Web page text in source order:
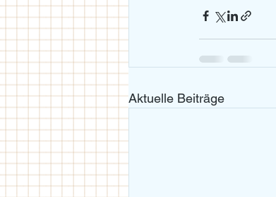
Aktuelle Beiträge